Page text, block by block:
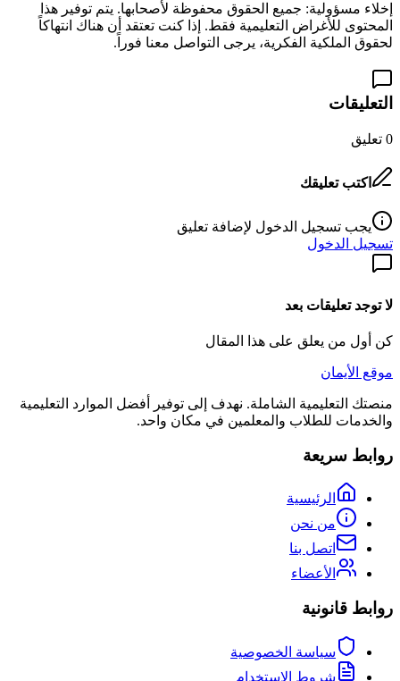
إخلاء مسؤولية: جميع الحقوق محفوظة لأصحابها. يتم توفير هذا
المحتوى للأغراض التعليمية فقط. إذا كنت تعتقد أن هناك انتهاكاً
لحقوق الملكية الفكرية، يرجى التواصل معنا فوراً.
التعليقات
0 تعليق
اكتب تعليقك
يجب تسجيل الدخول لإضافة تعليق
تسجيل الدخول
لا توجد تعليقات بعد
كن أول من يعلق على هذا المقال
موقع الأيمان
منصتك التعليمية الشاملة. نهدف إلى توفير أفضل الموارد التعليمية
والخدمات للطلاب والمعلمين في مكان واحد.
روابط سريعة
الرئيسية
من نحن
اتصل بنا
الأعضاء
روابط قانونية
سياسة الخصوصية
شروط الاستخدام